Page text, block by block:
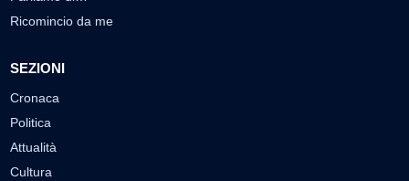
Ricomincio da me
SEZIONI
Cronaca
Politica
Attualità
Cultura